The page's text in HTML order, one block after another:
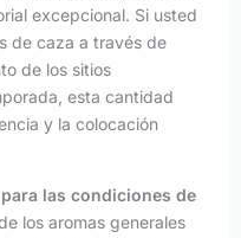
excepcional. Si usted
de caza a través de
de los sitios
esta cantidad
y la colocación
las condiciones de
los aromas generales